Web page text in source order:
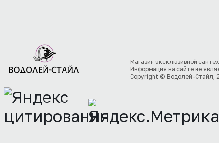
Магазин эксклюзивной
Информация на сайте не
Copyright © Водолей-Стайл,